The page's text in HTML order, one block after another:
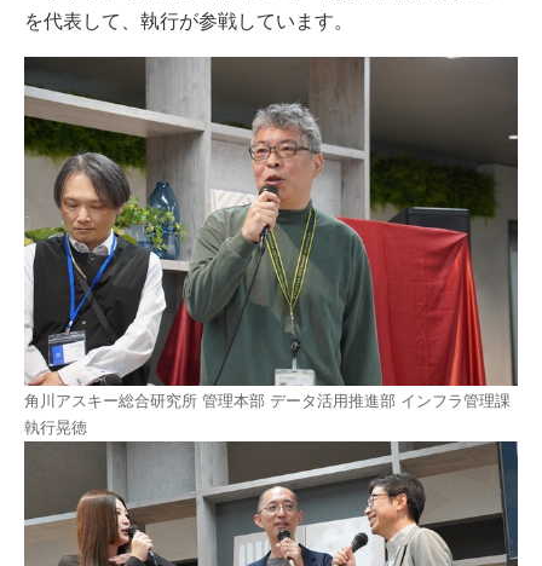
を代表して、執行が参戦しています。
角川アスキー総合研究所 管理本部 データ活用推進部 インフラ管理課
執行晃徳